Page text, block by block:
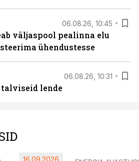
06.08.26, 10:45
väljaspool pealinna elu
ühendustesse
06.08.26, 10:31
lende
16.09.2026